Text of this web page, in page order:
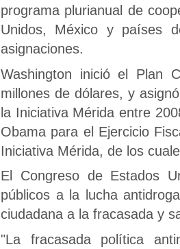
programa plurianual de
Unidos, México y países
asignaciones.
Washington inició el Plan
millones de dólares, y
la Iniciativa Mérida entre
Obama para el Ejercicio
Iniciativa Mérida, de los
El Congreso de Estados
públicos a la lucha
ciudadana a la fracasada y
"La fracasada política